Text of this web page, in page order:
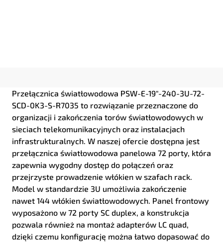
Przełącznica światłowodowa PSW-E-19"-240-3U-72-
SCD-0K3-S-R7035 to rozwiązanie przeznaczone do
organizacji i zakończenia torów światłowodowych w
sieciach telekomunikacyjnych oraz instalacjach
infrastrukturalnych. W naszej ofercie dostępna jest
przełącznica światłowodowa panelowa 72 porty, która
zapewnia wygodny dostęp do połączeń oraz
przejrzyste prowadzenie włókien w szafach rack.
Model w standardzie 3U umożliwia zakończenie
nawet 144 włókien światłowodowych. Panel frontowy
wyposażono w 72 porty SC duplex, a konstrukcja
pozwala również na montaż adapterów LC quad,
dzięki czemu konfigurację można łatwo dopasować do